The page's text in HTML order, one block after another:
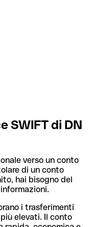
SWIFT di DN
verso un conto
di un conto
hai bisogno del
i trasferimenti
elevati. Il conto